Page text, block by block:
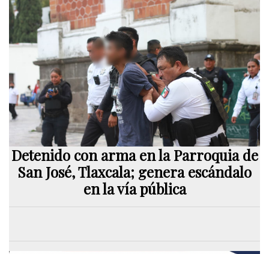
Detenido con arma en la Parroquia de
San José, Tlaxcala; genera escándalo
en la vía pública